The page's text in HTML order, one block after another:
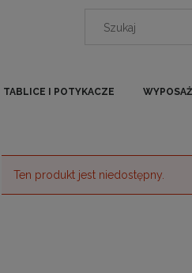
TABLICE I POTYKACZE
Ten produkt jest niedostępny.